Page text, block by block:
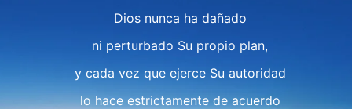
Dios nunca ha dañado
ni perturbado Su propio plan,
y cada vez que ejerce Su autoridad
lo hace estrictamente de acuerdo